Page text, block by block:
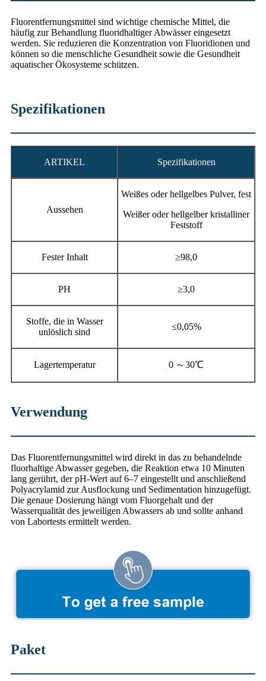
Fluorentfernungsmittel sind wichtige chemische Mittel, die
häufig zur Behandlung fluoridhaltiger Abwässer eingesetzt
werden. Sie reduzieren die Konzentration von Fluoridionen und
können so die menschliche Gesundheit sowie die Gesundheit
aquatischer Ökosysteme schützen.
Spezifikationen
ARTIKEL Spezifikationen
Aussehen
Weißes oder hellgelbes Pulver, fest
Weißer oder hellgelber kristalliner
Feststoff
Fester Inhalt ≥98,0
PH ≥3,0
Stoffe, die in Wasser
unlöslich sind
≤0,05%
Lagertemperatur 0 ～30℃
Verwendung
Das Fluorentfernungsmittel wird direkt in das zu behandelnde
fluorhaltige Abwasser gegeben, die Reaktion etwa 10 Minuten
lang gerührt, der pH-Wert auf 6–7 eingestellt und anschließend
Polyacrylamid zur Ausflockung und Sedimentation hinzugefügt.
Die genaue Dosierung hängt vom Fluorgehalt und der
Wasserqualität des jeweiligen Abwassers ab und sollte anhand
von Labortests ermittelt werden.
Paket